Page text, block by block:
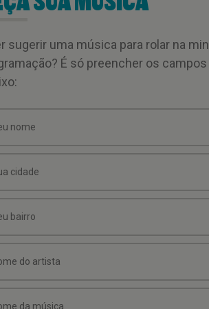
sugerir uma música para rolar na
É só preencher os campos